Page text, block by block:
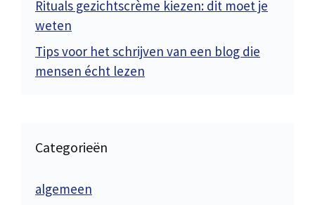
Rituals gezichtscrème kiezen: dit moet je
weten
Tips voor het schrijven van een blog die
mensen écht lezen
Categorieën
algemeen